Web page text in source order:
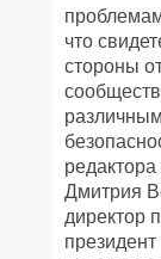
что
стороны
Дмитрия
директор